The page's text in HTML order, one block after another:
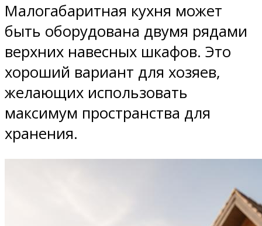
Малогабаритная кухня может
быть оборудована двумя рядами
верхних навесных шкафов. Это
хороший вариант для хозяев,
желающих использовать
максимум пространства для
хранения.